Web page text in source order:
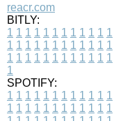
reacr.com
BITLY:
1 1 1 1 1 1 1 1 1 1 1 1
1 1 1 1 1 1 1 1 1 1 1 1
1 1 1 1 1 1 1 1 1 1 1 1
1
SPOTIFY:
1 1 1 1 1 1 1 1 1 1 1 1
1 1 1 1 1 1 1 1 1 1 1 1